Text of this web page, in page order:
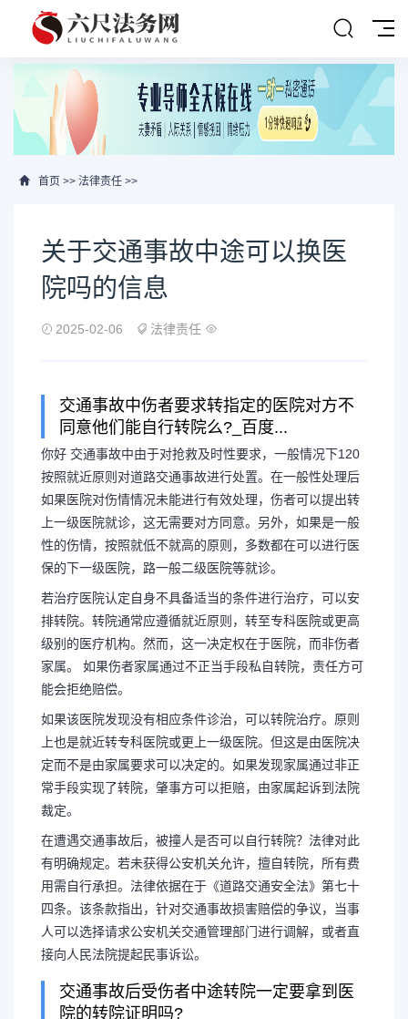
首页 >> 法律责任 >>
关于交通事故中途可以换医
院吗的信息
2025-02-06 法律责任
交通事故中伤者要求转指定的医院对方不
同意他们能自行转院么?_百度...
你好 交通事故中由于对抢救及时性要求，一般情况下120
按照就近原则对道路交通事故进行处置。在一般性处理后
如果医院对伤情情况未能进行有效处理，伤者可以提出转
上一级医院就诊，这无需要对方同意。另外，如果是一般
性的伤情，按照就低不就高的原则，多数都在可以进行医
保的下一级医院，路一般二级医院等就诊。
若治疗医院认定自身不具备适当的条件进行治疗，可以安
排转院。转院通常应遵循就近原则，转至专科医院或更高
级别的医疗机构。然而，这一决定权在于医院，而非伤者
家属。 如果伤者家属通过不正当手段私自转院，责任方可
能会拒绝赔偿。
如果该医院发现没有相应条件诊治，可以转院治疗。原则
上也是就近转专科医院或更上一级医院。但这是由医院决
定而不是由家属要求可以决定的。如果发现家属通过非正
常手段实现了转院，肇事方可以拒赔，由家属起诉到法院
裁定。
在遭遇交通事故后，被撞人是否可以自行转院？法律对此
有明确规定。若未获得公安机关允许，擅自转院，所有费
用需自行承担。法律依据在于《道路交通安全法》第七十
四条。该条款指出，针对交通事故损害赔偿的争议，当事
人可以选择请求公安机关交通管理部门进行调解，或者直
接向人民法院提起民事诉讼。
交通事故后受伤者中途转院一定要拿到医
院的转院证明吗?
关于交通事故中途可以
你好 交通事故中由于对抢救及
120按照就近原则对道路交通事故
后如果医院对伤情情况未能进行有
上一级医院就...